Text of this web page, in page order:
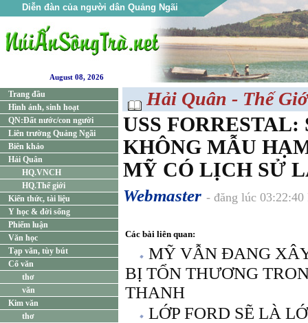
Diễn đàn của người dân Quảng Ngãi
August 08, 2026
Trang đầu
Hình ảnh, sinh hoạt
QN:Đất nước/con người
Liên trường Quảng Ngãi
Biên khảo
Hải Quân
HQ.VNCH
HQ.Thế giới
Kiến thức, tài liệu
Y học & đời sống
Phiếm luận
Văn học
Tạp văn, tùy bút
Cổ văn
thơ
văn
Kim văn
thơ
Hải Quân - Thế
USS FORRESTAL:
KHÔNG MẪU
MỸ CÓ LỊCH SỬ
Webmaster - đăng lúc
Các bài liên quan:
MỸ VẪN ĐANG
BỊ TỔN THƯƠNG
THANH
LỚP FORD SẼ LÀ